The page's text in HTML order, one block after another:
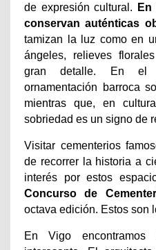
de expresión cultural.
conservan auténticas
tamizan la luz como en
ángeles, relieves
gran detalle. En el
ornamentación barroca
mientras que, en
sobriedad es un signo de
Visitar cementerios
de recorrer la historia a
interés por estos
Concurso de
octava edición. Estos son
En Vigo encontramos